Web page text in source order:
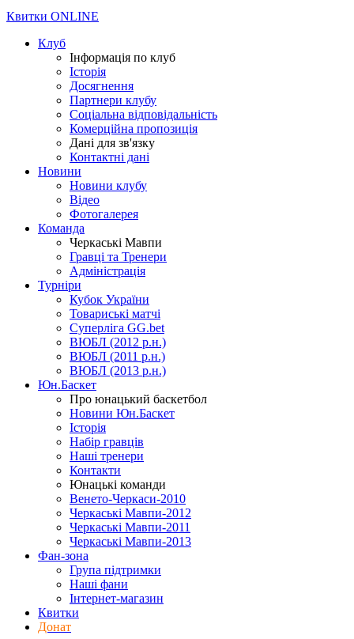
Квитки ONLINE
Клуб
Інформація по клуб
Історія
Досягнення
Партнери клубу
Соціальна відповідальність
Комерційна пропозиція
Дані для зв'язку
Контактні дані
Новини
Новини клубу
Відео
Фотогалерея
Команда
Черкаські Мавпи
Гравці та Тренери
Адміністрація
Турніри
Кубок України
Товариські матчі
Суперліга GG.bet
ВЮБЛ (2012 р.н.)
ВЮБЛ (2011 р.н.)
ВЮБЛ (2013 р.н.)
Юн.Баскет
Про юнацький баскетбол
Новини Юн.Баскет
Історія
Набір гравців
Наші тренери
Контакти
Юнацькі команди
Венето-Черкаси-2010
Черкаські Мавпи-2012
Черкаські Мавпи-2011
Черкаські Мавпи-2013
Фан-зона
Група підтримки
Наші фани
Інтернет-магазин
Квитки
Донат